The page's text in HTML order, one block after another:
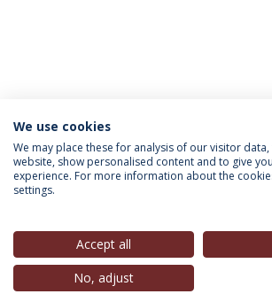
INFORMAÇÃO PARA
We use cookies
We may place these for analysis of our visitor
website, show personalised content and to give
experience. For more information about the
settings.
Accept all
No, adjust